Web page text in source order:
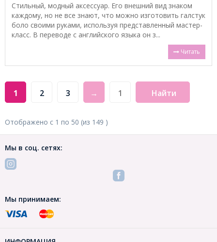
Стильный, модный аксессуар. Его внешний вид знаком
каждому, но не все знают, что можно изготовить галстук
боло своими руками, используя представленный мастер-
класс. В переводе с английского языка он з...
Читать
1 2 3 → Найти
Отображено с 1 по 50 (из 149 )
Мы в соц. сетях:
Мы принимаем: